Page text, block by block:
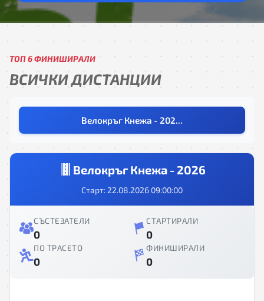
ТОП 6 ФИНИШИРАЛИ
ВСИЧКИ ДИСТАНЦИИ
Велокръг Кнежа - 202...
Велокръг Кнежа - 2026
Старт: 22.08.2026 09:00:00
СЪСТЕЗАТЕЛИ
0
СТАРТИРАЛИ
0
ПО ТРАСЕТО
0
ФИНИШИРАЛИ
0